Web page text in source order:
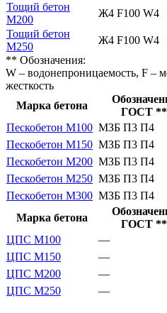
Тощий бетон
М200
Ж4 F100 W4
Тощий бетон
М250
Ж4 F100 W4
** Обозначения:
W – водонепроницаемость, F –
жесткость
Марка бетона
ГОСТ **
Пескобетон М100 МЗБ П3 П4
Пескобетон М150 МЗБ П3 П4
Пескобетон М200 МЗБ П3 П4
Пескобетон М250 МЗБ П3 П4
Пескобетон М300 МЗБ П3 П4
Марка бетона
ГОСТ **
ЦПС М100
—
ЦПС М150
—
ЦПС М200
—
ЦПС М250
—